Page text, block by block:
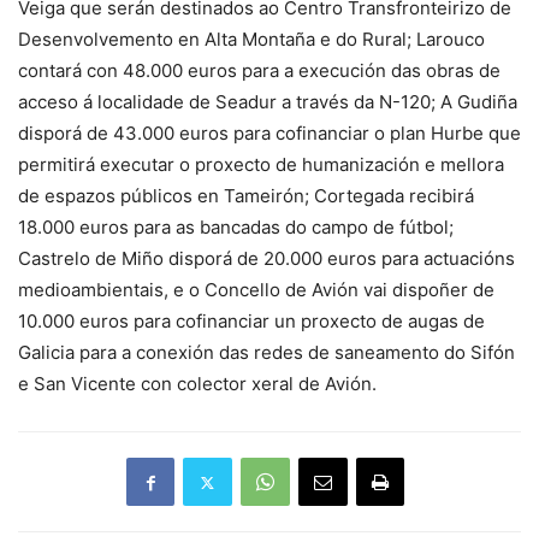
Veiga que serán destinados ao Centro Transfronteirizo de
Desenvolvemento en Alta Montaña e do Rural; Larouco
contará con 48.000 euros para a execución das obras de
acceso á localidade de Seadur a través da N-120; A Gudiña
disporá de 43.000 euros para cofinanciar o plan Hurbe que
permitirá executar o proxecto de humanización e mellora
de espazos públicos en Tameirón; Cortegada recibirá
18.000 euros para as bancadas do campo de fútbol;
Castrelo de Miño disporá de 20.000 euros para actuacións
medioambientais, e o Concello de Avión vai dispoñer de
10.000 euros para cofinanciar un proxecto de augas de
Galicia para a conexión das redes de saneamento do Sifón
e San Vicente con colector xeral de Avión.